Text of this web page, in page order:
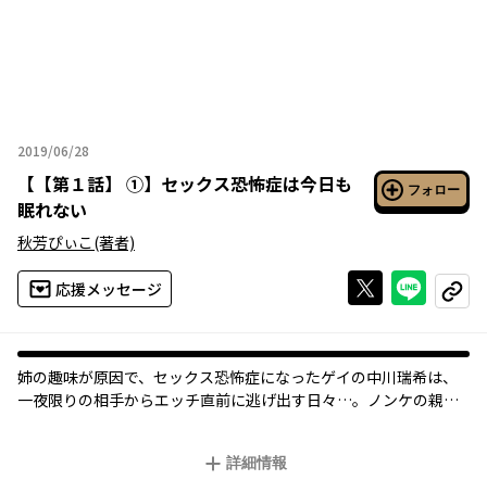
2019/06/28
2019年06月28日
【 【第１話】 ①】 セックス恐怖症は今日も
眠れない
フォロー
秋芳ぴぃこ(著者)
応援メッセージ Xで投稿する
ライン
コピー
姉の趣味が原因で、セックス恐怖症になったゲイの中川瑞希は、
一夜限りの相手からエッチ直前に逃げ出す日々…。ノンケの親
通り理想のＨのイメトレを始めるが、気持ちが盛り上がり、勃起
詳細情報